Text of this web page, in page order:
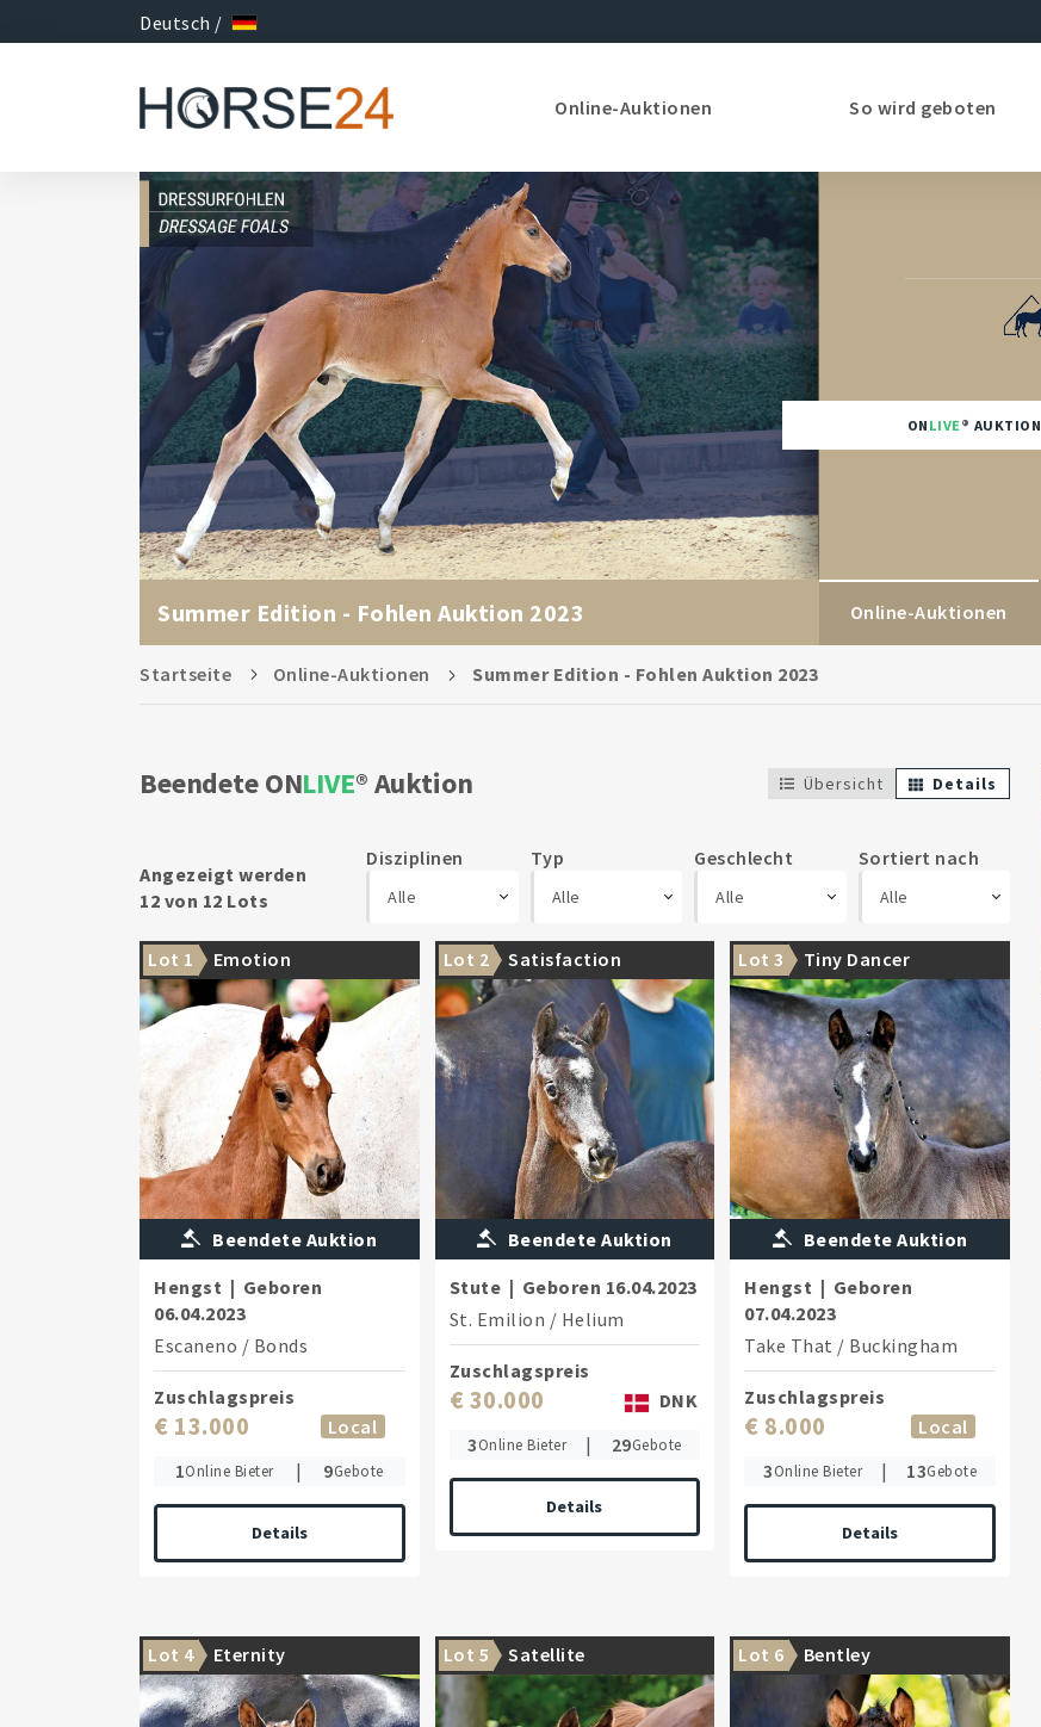
Deutsch /
Online-Auktionen So wird geboten
ON LIVE AUKTION
Summer Edition - Fohlen Auktion 2023 Online-Auktionen
Startseite Online-Auktionen Summer Edition - Fohlen Auktion 2023
Beendete ONLIVE Auktion Übersicht Details
Angezeigt werden
12 von 12 Lots
Alle
Disziplinen
Alle
Typ
Alle
Geschlecht
Alle
Sortiert nach
Lot 1 Emotion
Beendete Auktion
Hengst | Geboren
06.04.2023
Escaneno / Bonds
Zuschlagspreis
€ 13.000
Local
1Online Bieter | 9Gebote
Details
Lot 2 Satisfaction
Beendete Auktion
Stute | Geboren 16.04.2023
St. Emilion / Helium
Zuschlagspreis
€ 30.000
DNK
3Online Bieter | 29Gebote
Details
Lot 3 Tiny Dancer
Beendete Auktion
Hengst | Geboren
07.04.2023
Take That / Buckingham
Zuschlagspreis
€ 8.000
Local
3Online Bieter | 13Gebote
Details
Lot 4 Eternity Lot 5 Satellite Lot 6 Bentley